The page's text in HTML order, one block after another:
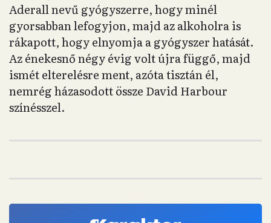
Aderall nevű gyógyszerre, hogy minél
gyorsabban lefogyjon, majd az alkoholra is
rákapott, hogy elnyomja a gyógyszer hatását.
Az énekesnő négy évig volt újra függő, majd
ismét elterelésre ment, azóta tisztán él,
nemrég házasodott össze David Harbour
színésszel.